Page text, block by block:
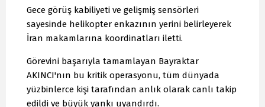
Gece görüş kabiliyeti ve gelişmiş sensörleri
sayesinde helikopter enkazının yerini belirleyerek
İran makamlarına koordinatları iletti.
Görevini başarıyla tamamlayan Bayraktar
AKINCI'nın bu kritik operasyonu, tüm dünyada
yüzbinlerce kişi tarafından anlık olarak canlı takip
edildi ve büyük yankı uyandırdı.